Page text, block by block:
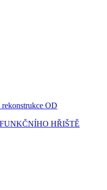
OD
HŘIŠTĚ